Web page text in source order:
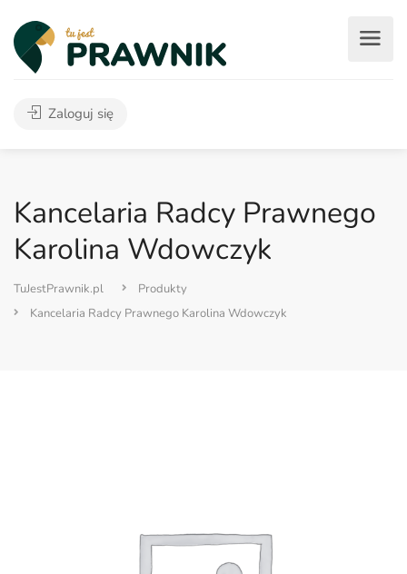
Zaloguj się
Kancelaria Radcy Prawnego
Karolina Wdowczyk
TuJestPrawnik.pl
Produkty
Kancelaria Radcy Prawnego Karolina Wdowczyk